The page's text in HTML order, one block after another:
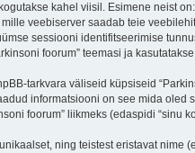
kahel viisil. Esimene neist
veebiserver saadab teie
sessiooni identifitseerimise
foorum” teemasi ja
tarkvara väliseid küpsiseid
informatsiooni on see mida
foorum” liikmeks (edaspidi
ning teistest eristavat nime